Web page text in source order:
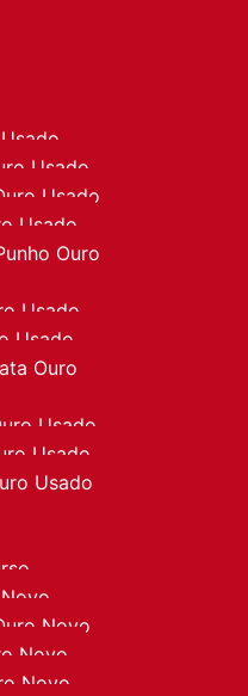
Usado
Usado
Usado
Ouro
Usado
Usado
Ouro
Usado
Usado
Usado
Novo
Novo
Novo